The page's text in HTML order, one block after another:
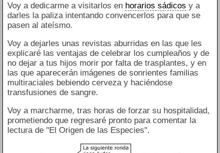
Voy a dedicarme a visitarlos en horarios sádicos y a
darles la paliza intentando convencerlos para que se
pasen al ateísmo.
Voy a dejarles unas revistas aburridas en las que les
explicaré las ventajas de celebrar los cumpleaños y de
no dejar a tus hijos morir por falta de trasplantes, y en
las que aparecerán imágenes de sonrientes familias
multiraciales bebiendo cerveza y haciéndose
transfusiones de sangre.
Voy a marcharme, tras horas de forzar su hospitalidad,
prometiendo que regresaré pronto para comentar la
lectura de "El Origen de las Especies".